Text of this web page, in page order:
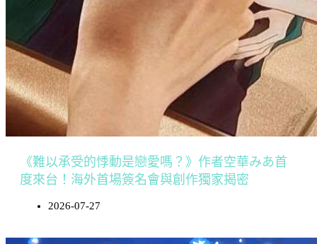
《難以承受的悸動是戀愛嗎？》作者空華みあ首
度來台！海外首場簽名會與創作獨家揭密
2026-07-27